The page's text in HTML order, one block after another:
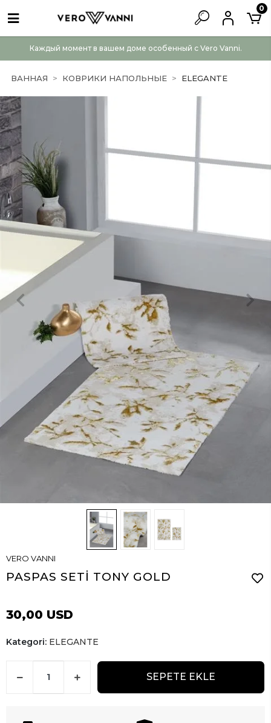
Каждый момент в вашем доме особенный с Vero Vanni.
0
ВАННАЯ КОВРИКИ НАПОЛЬНЫЕ ELEGANTE
VERO VANNI
PASPAS SETİ TONY GOLD
30,00 USD
Kategori: ELEGANTE
SEPETE EKLE